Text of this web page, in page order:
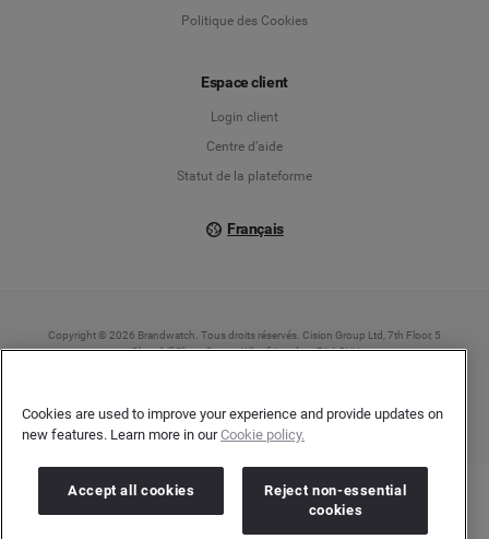
Politique des Cookies
Espace client
Login client
Centre d’aide
Statut de la plateforme
Français
Español
Copyright © 2026 Brandwatch. Tous droits réservés. Cision Group Ltd, 7th Floor, 5
Churchill Place, Canary Wharf, London, E14 5HU
Cookies are used to improve your experience and provide updates on
new features. Learn more in ourCookie policy.
Accept all cookies
Reject non-essential
cookies